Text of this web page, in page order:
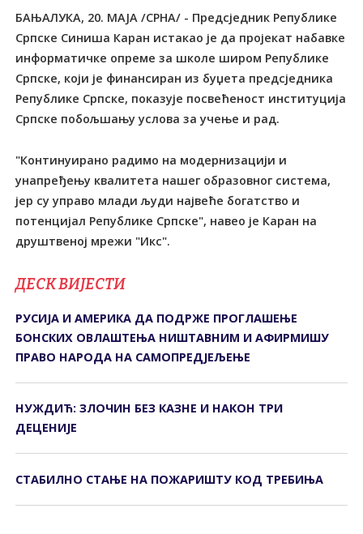
БАЊАЛУКА, 20. МАЈА /СРНА/ - Предсједник Републике
Српске Синиша Каран истакао је да пројекат набавке
информатичке опреме за школе широм Републике
Српске, који је финансиран из буџета предсједника
Републике Српске, показује посвећеност институција
Српске побољшању услова за учење и рад.
"Континуирано радимо на модернизацији и
унапређењу квалитета нашег образовног система,
јер су управо млади људи највеће богатство и
потенцијал Републике Српске", навео је Каран на
друштвеној мрежи "Икс".
ДЕСК ВИЈЕСТИ
РУСИЈА И АМЕРИКА ДА ПОДРЖЕ ПРОГЛАШЕЊЕ
БОНСКИХ ОВЛАШТЕЊА НИШТАВНИМ И АФИРМИШУ
ПРАВО НАРОДА НА САМОПРЕДЈЕЉЕЊЕ
НУЖДИЋ: ЗЛОЧИН БЕЗ КАЗНЕ И НАКОН ТРИ
ДЕЦЕНИЈЕ
СТАБИЛНО СТАЊЕ НА ПОЖАРИШТУ КОД ТРЕБИЊА